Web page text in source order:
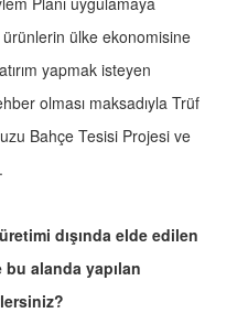
ürünlerin ülke ekonomisine
yapmak isteyen
olması maksadıyla Trüf
Bahçe Tesisi Projesi ve
dışında elde edilen
alanda yapılan